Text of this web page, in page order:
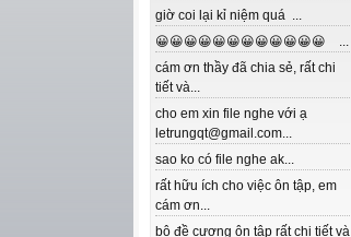
giờ coi lại kỉ niệm quá ...
😀😀😀😀😀😀😀😀😀😀😀😀 ...
cám ơn thầy đã chia sẻ, rất chi
tiết và...
cho em xin file nghe với ạ
letrungqt@gmail.com...
sao ko có file nghe ak...
rất hữu ích cho việc ôn tập, em
cám ơn...
bộ đề cương ôn tập rất chi tiết và